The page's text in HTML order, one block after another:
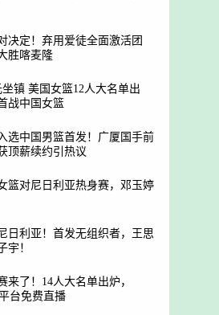
决定！弃用爱徒全面激活团
胜喀麦隆
镇 美国女篮12人大名单出
战中国女篮
选中国男篮首发！广厦国手前
顶薪续约引热议
篮对尼日利亚热身赛，邓玉婷
日利亚！首发无组织者，王思
宇！
来了！14人大名单出炉，
台免费直播